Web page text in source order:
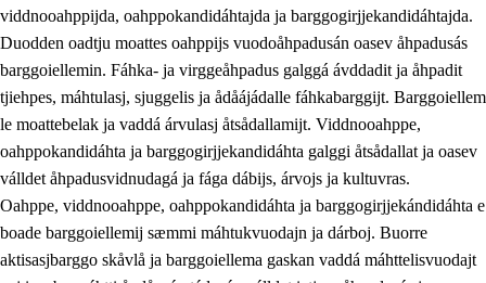
3.1 Sebrudahtte oahppambirás
3.2 Åhpadibme ja hiebadum åhpadus
viddnooahppijda, oahppokandidáhtajda ja barggogirjjekandidáhtajda.
Duodden oadtju moattes oahppijs vuodoåhpadusán oasev åhpadusás
barggoiellemin. Fáhka- ja virggeåhpadus galggá ávddadit ja åhpadit
tjiehpes, máhtulasj, sjuggelis ja ådåájádalle fáhkabarggijt. Barggoiellem
le moattebelak ja vaddá árvulasj åtsådallamijt. Viddnooahppe,
oahppokandidáhta ja barggogirjjekandidáhta galggi åtsådallat ja oasev
válldet åhpadusvidnudagá ja fága dábijs, árvojs ja kultuvras.
Oahppe, viddnooahppe, oahppokandidáhta ja barggogirjjekándidáhta e
boade barggoiellemij sæmmi máhtukvuodajn ja dárboj. Buorre
aktisasjbarggo skåvlå ja barggoiellema gaskan vaddá máhttelisvuodajt